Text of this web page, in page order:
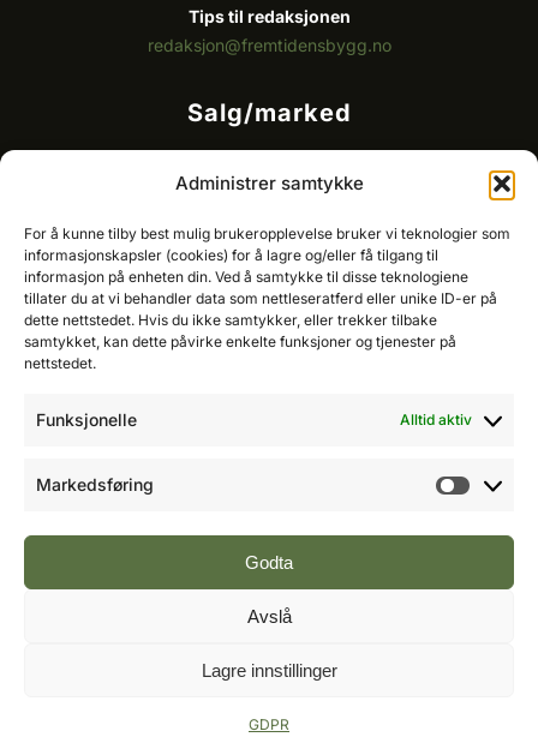
Administrer samtykke
For å kunne tilby best mulig brukeropplevelse bruker vi teknologier som
informasjonskapsler (cookies) for å lagre og/eller få tilgang til
informasjon på enheten din. Ved å samtykke til disse teknologiene
tillater du at vi behandler data som nettleseratferd eller unike ID-er på
dette nettstedet. Hvis du ikke samtykker, eller trekker tilbake
samtykket, kan dette påvirke enkelte funksjoner og tjenester på
nettstedet.
Funksjonelle Alltid aktiv
Markedsføring
Godta
Avslå
Lagre innstillinger
GDPR
Tips til redaksjonen
redaksjon@fremtidensbygg.no
Salg/marked
Ole-Vidar Jensen
Mobil: 976 50 875
E-post:ole@fremtidensbygg.no
Key account manager
Cristian Fatah
god presseskikk.
Reserved.